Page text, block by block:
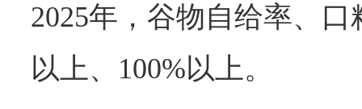
2025年，谷物自给率、
以上、100%以上。